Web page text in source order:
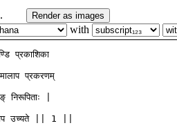
. Render as images
with
प्रकाशिका
प्रकरणम्
|
उच्यते || 1 ||